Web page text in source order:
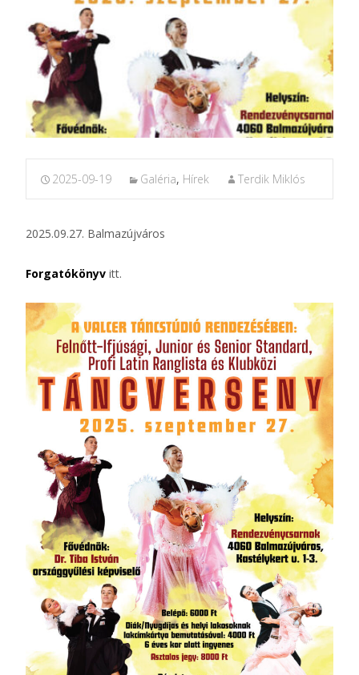
2025-09-19 Galéria, Hírek Terdik Miklós
2025.09.27. Balmazújváros
Forgatókönyv itt.